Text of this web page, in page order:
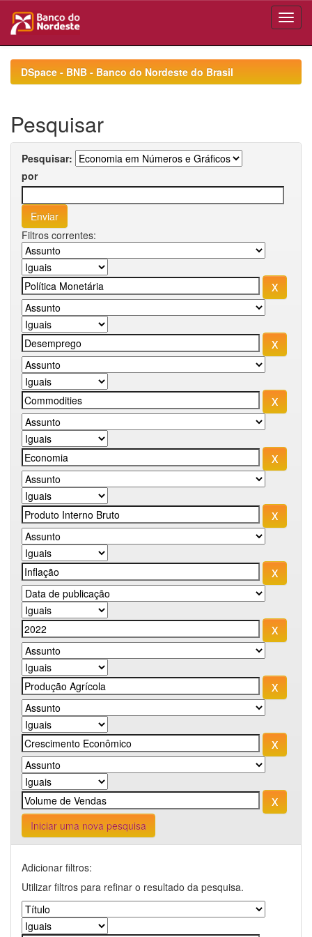
navigationDSpace - BNB - Banco do Nordeste do Brasil
Pesquisar
Pesquisar:
por
Filtros correntes:
Iniciar uma nova pesquisa
Adicionar filtros:
Utilizar filtros para refinar o resultado da pesquisa.